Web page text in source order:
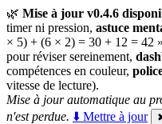
🌿 Mise à jour v0.4.6
timer ni pression, astuce
× 5) + (6 × 2) = 30 + 12 = 42
pour réviser sereinement,
compétences en couleur,
vitesse de lecture).
Mise à jour automatique au
n'est perdue. ⬇️ Mettre à jour